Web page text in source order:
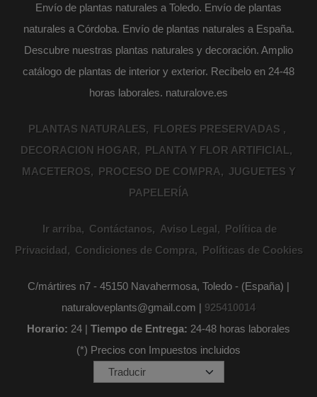
Envío de plantas naturales a Toledo. Envío de plantas
naturales a Córdoba. Envío de plantas naturales a España.
Descubre nuestras plantas naturales y decoración. Amplio
catálogo de plantas de interior y exterior. Recibelo en 24-48
horas laborales. naturalove.es
PLANTAS NATURALES
FLORES PRESERVADAS
DECORACION HOGAR
PLANTA Y FLOR ARTIFICIAL
MACETEROS
PROCESO DE COMPRA
JUGUETES Y
PAPELERÍA
Ir arriba Contáctanos Aviso Legal
Política de
Privacidad
Condiciones de Compra Políticas de Cookies
C/mártires n7 - 45150 Navahermosa, Toledo - (España) |
naturaloveplants@gmail.com | 925410014
Horario: 24 | Tiempo de Entrega: 24-48 horas laborales
(*) Precios con Impuestos incluidos